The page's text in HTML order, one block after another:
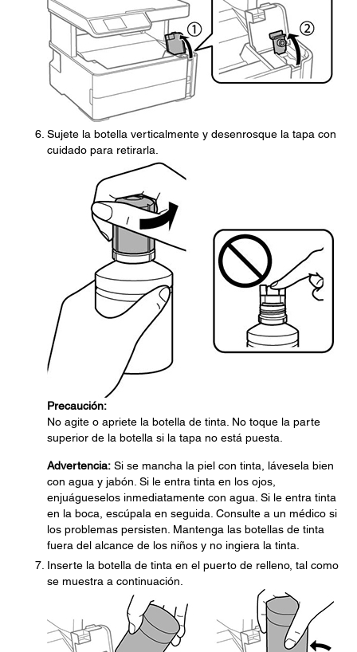
Sujete la botella verticalmente y desenrosque la tapa con
cuidado para retirarla.
Precaución:
No agite o apriete la botella de tinta. No toque la parte
superior de la botella si la tapa no está puesta.
Advertencia: Si se mancha la piel con tinta, lávesela bien
con agua y jabón. Si le entra tinta en los ojos,
enjuágueselos inmediatamente con agua. Si le entra tinta
en la boca, escúpala en seguida. Consulte a un médico si
los problemas persisten. Mantenga las botellas de tinta
fuera del alcance de los niños y no ingiera la tinta.
Inserte la botella de tinta en el puerto de relleno, tal como
se muestra a continuación.